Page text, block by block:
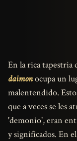
En la rica tapestria
daimonocupa un
malentendido.
que a veces se les
'demonio', eran
y significados. En